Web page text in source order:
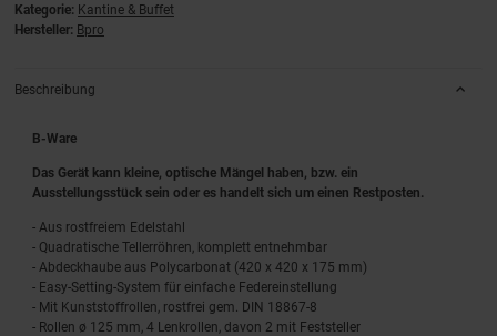
Kategorie: Kantine & Buffet
Hersteller: Bpro
Beschreibung
B-Ware
Das Gerät kann kleine, optische Mängel haben, bzw. ein
Ausstellungsstück sein oder es handelt sich um einen Restposten.
- Aus rostfreiem Edelstahl
- Quadratische Tellerröhren, komplett entnehmbar
- Abdeckhaube aus Polycarbonat (420 x 420 x 175 mm)
- Easy-Setting-System für einfache Federeinstellung
- Mit Kunststoffrollen, rostfrei gem. DIN 18867-8
- Rollen ø 125 mm, 4 Lenkrollen, davon 2 mit Feststeller